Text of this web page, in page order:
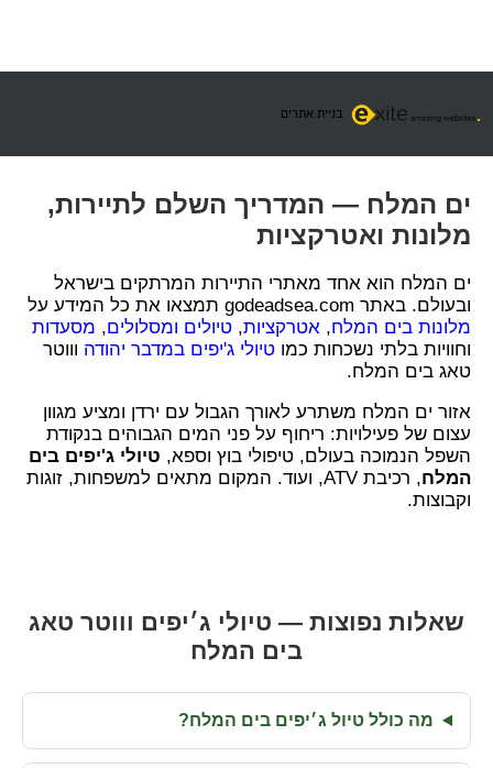
בניית אתרים
ים המלח — המדריך השלם לתיירות,
מלונות ואטרקציות
ים המלח הוא אחד מאתרי התיירות המרתקים בישראל
ובעולם. באתר godeadsea.com תמצאו את כל המידע על
מלונות בים המלח, אטרקציות, טיולים ומסלולים, מסעדות
וחוויות בלתי נשכחות כמו טיולי ג'יפים במדבר יהודה וווטר
טאג בים המלח.
אזור ים המלח משתרע לאורך הגבול עם ירדן ומציע מגוון
עצום של פעילויות: ריחוף על פני המים הגבוהים בנקודת
השפל הנמוכה בעולם, טיפולי בוץ וספא, טיולי ג'יפים בים
המלח
, רכיבת ATV, ועוד. המקום מתאים למשפחות, זוגות
וקבוצות.
שאלות נפוצות — טיולי ג׳יפים וווטר טאג
בים המלח
מה כולל טיול ג׳יפים בים המלח?